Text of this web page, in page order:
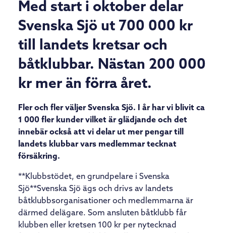
Med start i oktober delar
Svenska Sjö ut 700 000 kr
till landets kretsar och
båtklubbar. Nästan 200 000
kr mer än förra året.
Fler och fler väljer Svenska Sjö. I år har vi blivit ca
1 000 fler kunder vilket är glädjande och det
innebär också att vi delar ut mer pengar till
landets klubbar vars medlemmar tecknat
försäkring.
**Klubbstödet, en grundpelare i Svenska
Sjö**Svenska Sjö ägs och drivs av landets
båtklubbsorganisationer och medlemmarna är
därmed delägare. Som ansluten båtklubb får
klubben eller kretsen 100 kr per nytecknad